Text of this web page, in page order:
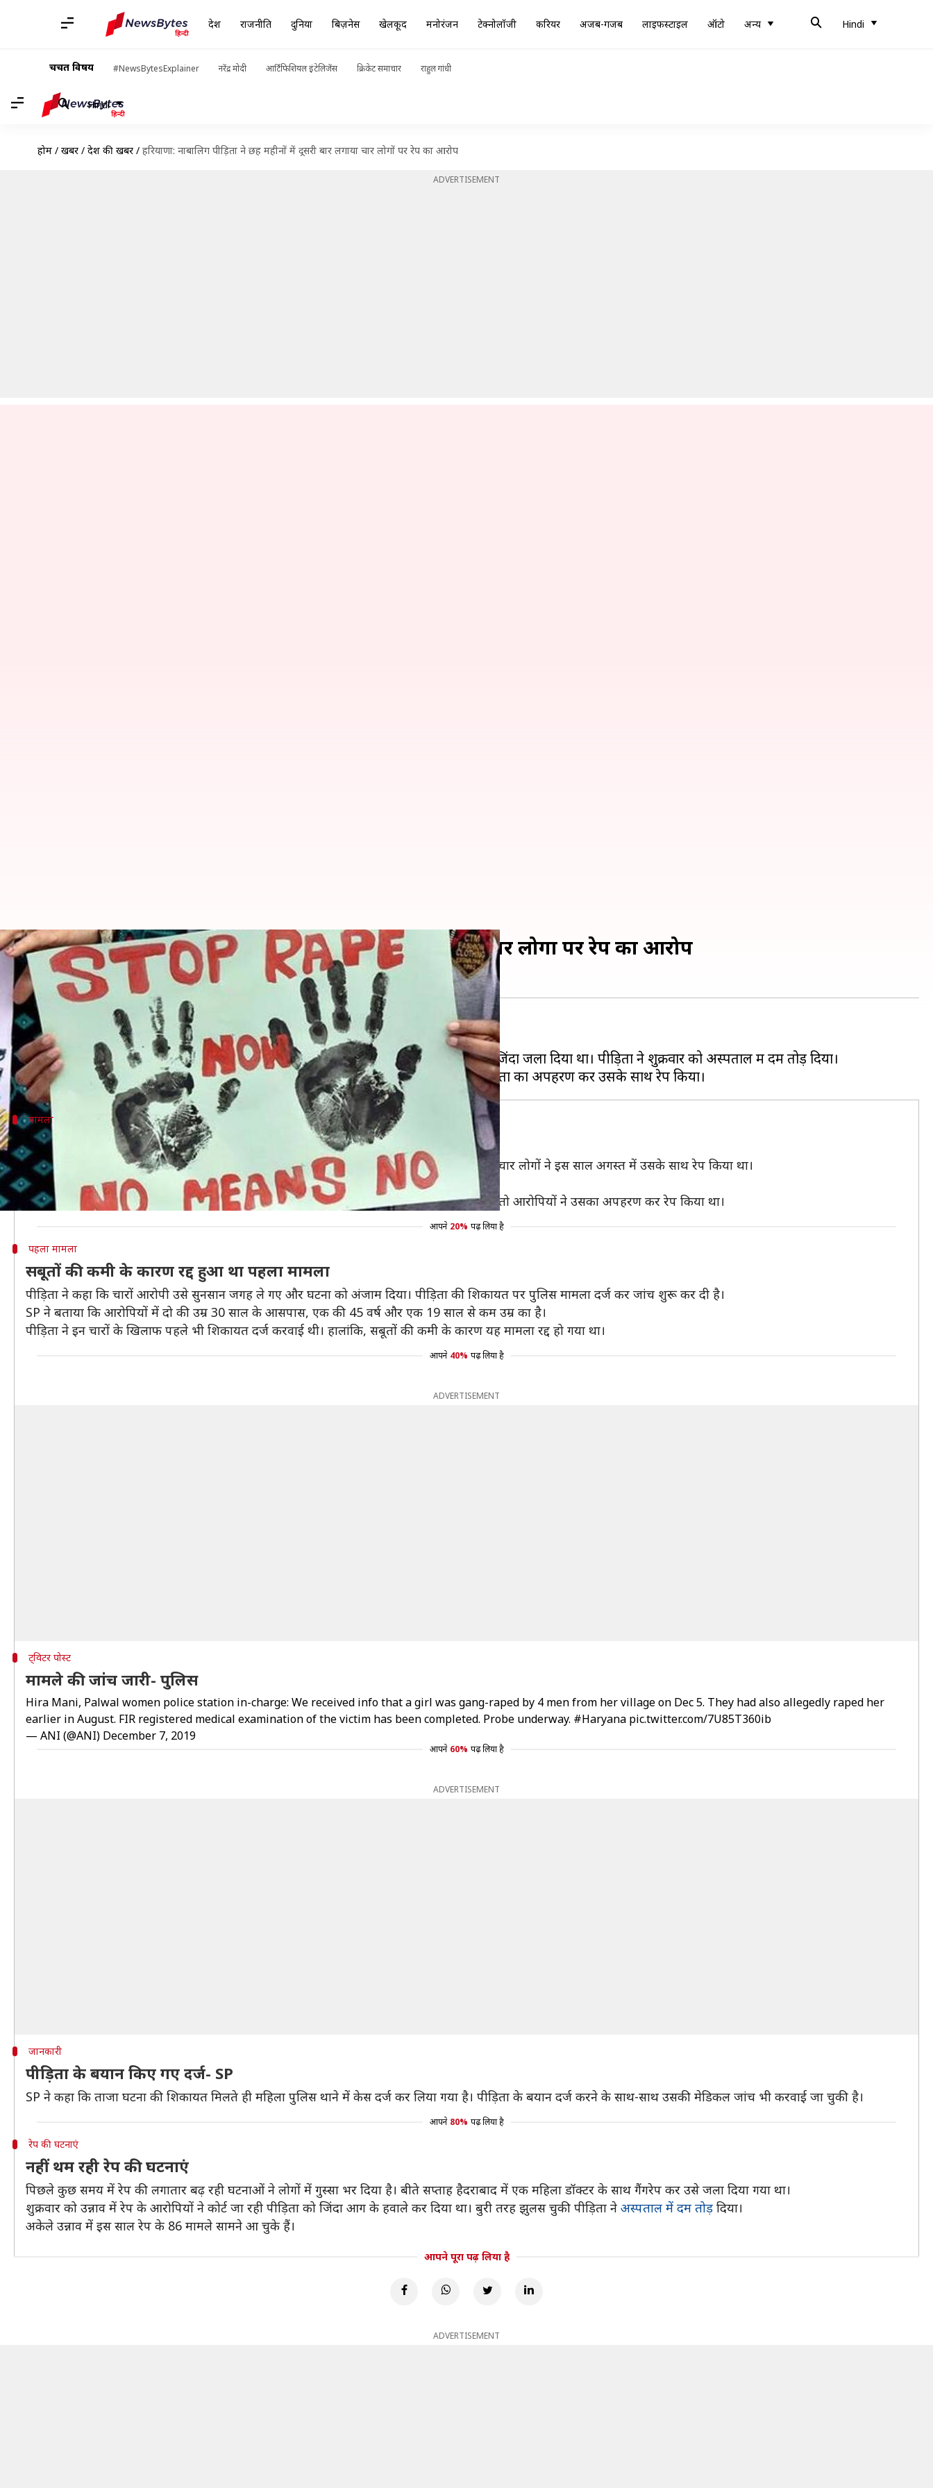
देश राजनीति दुनिया बिज़नेस खेलकूद मनोरंजन टेक्नोलॉजी करियर अजब-गजब लाइफस्टाइल ऑटो अन्य Hindi
चर्चित विषय #NewsBytesExplainer नरेंद्र मोदी आर्टिफिशियल इंटेलिजेंस क्रिकेट समाचार राहुल गांधी
Hindi
होम / खबरें / देश की खबरें / हरियाणा: नाबालिग पीड़िता ने छह महीनों में दूसरी बार लगाया चार लोगों पर रेप का आरोप
ADVERTISEMENT
हरियाणा: नाबालिग पीड़िता ने छह महीनों में दूसरी बार लगाया चार लोगों पर रेप का आरोप
लेखन प्रमोद कुमार Dec 07, 2019 11:59 am
क्या है खबर?
देश में महिलाओं के खिलाफ हो रही हैवानियत के मामले कम होने का नाम नहीं ले रहे।
हाल ही में उत्तर प्रदेश के उन्नाव में जमानत पर जेल से बाहर आएगैंगरेप के आरोपियों ने पीड़िता को जिंदा जला दिया था। पीड़िता ने शुक्रवार को अस्पताल में दम तोड़ दिया।
मामला
5 दिसंबर को फिर किया गया रेप
यह मामला हरियाणा के पलवल जिले का है। यहां एक 17 वर्षीय लड़की ने आरोप लगाया कि उसके गांव के चार लोगों ने इस साल अगस्त में उसके साथ रेप किया था।
इस हफ्ते आरोपियों ने फिर से नाबालिग पीड़िता का अपहरण कर उसके साथ हैवानियत को अंजाम दिया।
पलवल के SP ने बताया कि पीड़िता ने अपनी शिकायत में कहा कि 5 दिसंबर को जब वह घर से बाहर गई तो आरोपियों ने उसका अपहरण कर रेप किया था।
आपने 20% पढ़ लिया है
पहला मामला
सबूतों की कमी के कारण रद्द हुआ था पहला मामला
पीड़िता ने कहा कि चारों आरोपी उसे सुनसान जगह ले गए और घटना को अंजाम दिया। पीड़िता की शिकायत पर पुलिस मामला दर्ज कर जांच शुरू कर दी है।
SP ने बताया कि आरोपियों में दो की उम्र 30 साल के आसपास, एक की 45 वर्ष और एक 19 साल से कम उम्र का है।
पीड़िता ने इन चारों के खिलाफ पहले भी शिकायत दर्ज करवाई थी। हालांकि, सबूतों की कमी के कारण यह मामला रद्द हो गया था।
आपने 40% पढ़ लिया है
ADVERTISEMENT
ट्विटर पोस्ट
मामले की जांच जारी- पुलिस
Hira Mani, Palwal women police station in-charge: We received info that a girl was gang-raped by 4 men from her village on Dec 5. They had also allegedly raped her
earlier in August. FIR registered medical examination of the victim has been completed. Probe underway. #Haryana pic.twitter.com/7U85T360ib
— ANI (@ANI) December 7, 2019
आपने 60% पढ़ लिया है
ADVERTISEMENT
जानकारी
पीड़िता के बयान किए गए दर्ज- SP
SP ने कहा कि ताजा घटना की शिकायत मिलते ही महिला पुलिस थाने में केस दर्ज कर लिया गया है। पीड़िता के बयान दर्ज करने के साथ-साथ उसकी मेडिकल जांच भी करवाई जा चुकी है।
आपने 80% पढ़ लिया है
रेप की घटनाएं
नहीं थम रही रेप की घटनाएं
पिछले कुछ समय में रेप की लगातार बढ़ रही घटनाओं ने लोगों में गुस्सा भर दिया है। बीते सप्ताह हैदराबाद में एक महिला डॉक्टर के साथ गैंगरेप कर उसे जला दिया गया था।
शुक्रवार को उन्नाव में रेप के आरोपियों ने कोर्ट जा रही पीड़िता को जिंदा आग के हवाले कर दिया था। बुरी तरह झुलस चुकी पीड़िता ने अस्पताल में दम तोड़ दिया।
अकेले उन्नाव में इस साल रेप के 86 मामले सामने आ चुके हैं।
आपने पूरा पढ़ लिया है
ADVERTISEMENT